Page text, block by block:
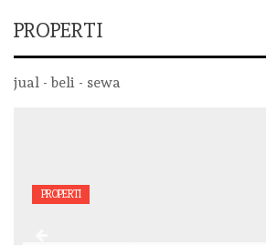
PROPERTI
jual - beli - sewa
PROPERTI